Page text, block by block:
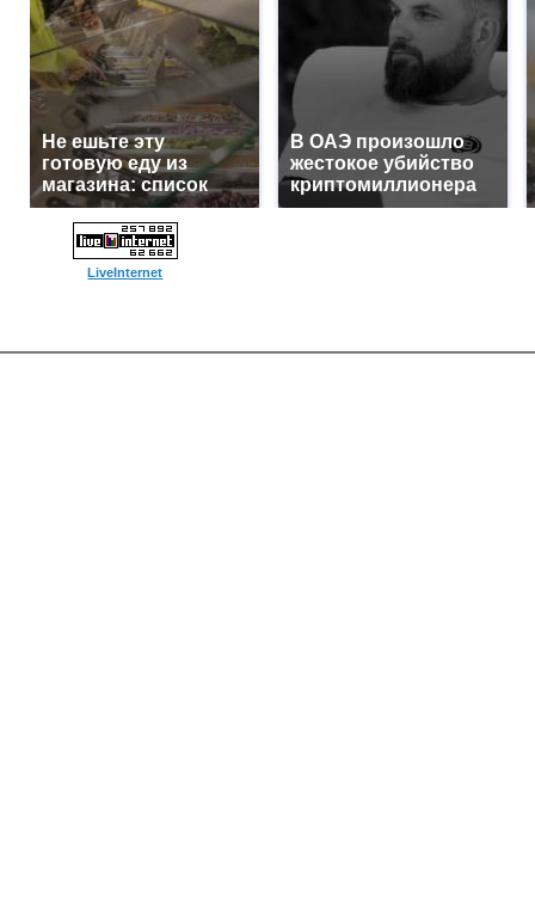
Не ешьте эту
готовую еду из
магазина: список
В ОАЭ произошло
жестокое убийство
криптомиллионера
LiveInternet